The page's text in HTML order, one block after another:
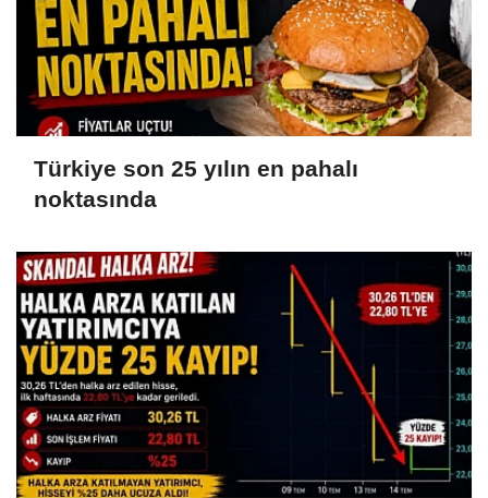
Türkiye son 25 yılın en pahalı
noktasında